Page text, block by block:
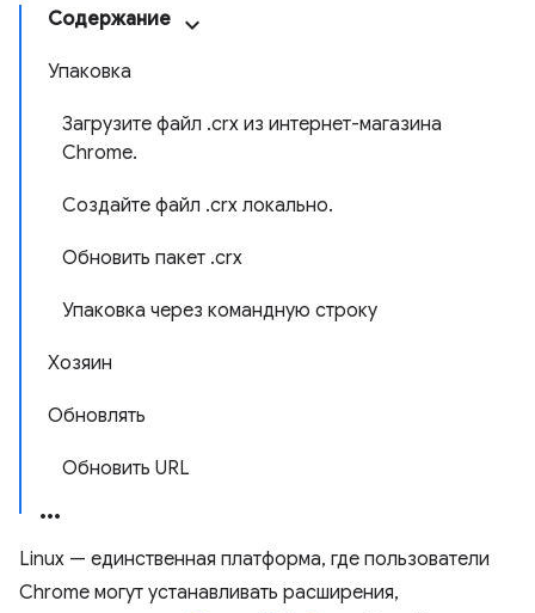
Содержание
Упаковка
Загрузите файл .crx из интернет-магазина
Chrome.
Создайте файл .crx локально.
Обновить пакет .crx
Упаковка через командную строку
Хозяин
Обновлять
Обновить URL
Linux — единственная платформа, где пользователи
Chrome могут устанавливать расширения,